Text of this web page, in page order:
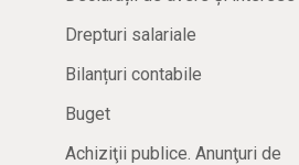
Drepturi salariale
Bilanțuri contabile
Buget
Achiziţii publice. Anunţuri de